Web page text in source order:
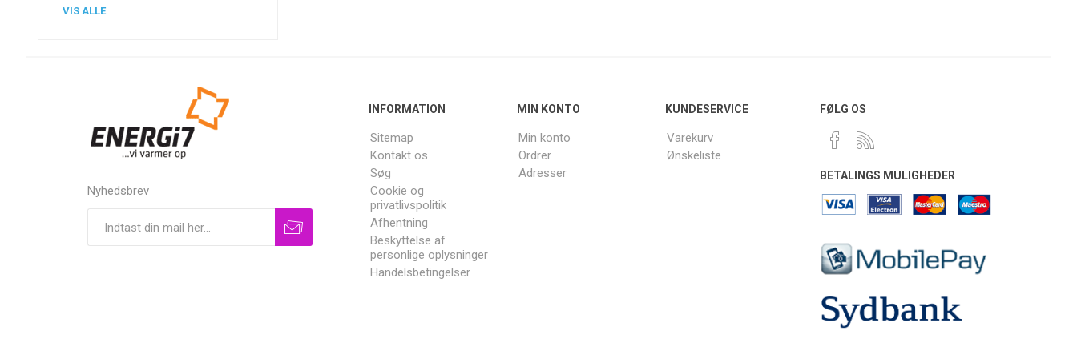
VIS ALLE
Nyhedsbrev
INFORMATION
Sitemap
Kontakt os
Søg
Cookie og
privatlivspolitik
Afhentning
Beskyttelse af
personlige oplysninger
Handelsbetingelser
MIN KONTO
Min konto
Ordrer
Adresser
KUNDESERVICE
Varekurv
Ønskeliste
FØLG OS
BETALINGS MULIGHEDER